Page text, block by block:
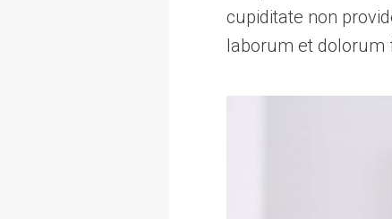
cupiditate non
laborum et dolorum